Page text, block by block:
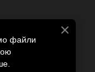
файли